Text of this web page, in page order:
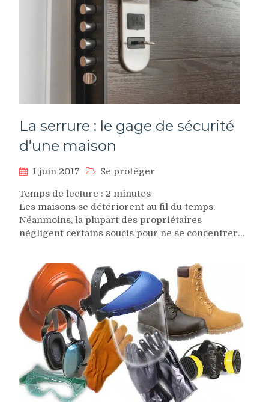
La serrure : le gage de sécurité
d’une maison
1 juin 2017 Se protéger
Temps de lecture : 2 minutes
Les maisons se détériorent au fil du temps.
Néanmoins, la plupart des propriétaires
négligent certains soucis pour ne se concentrer…